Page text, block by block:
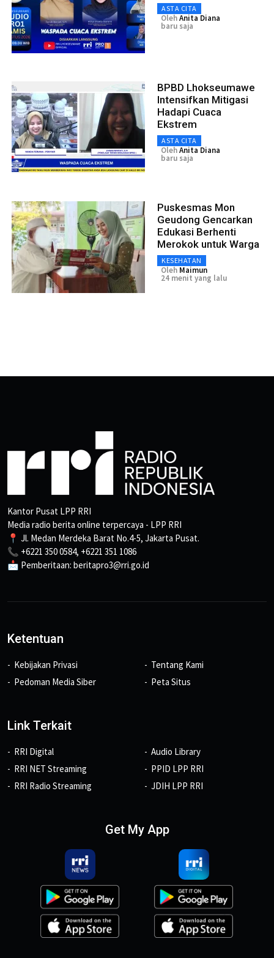
ASTA CITA
OlehAnita Diana
baru saja
BPBD Lhokseumawe
Intensifkan Mitigasi
Hadapi Cuaca
Ekstrem
ASTA CITA
OlehAnita Diana
baru saja
Puskesmas Mon
Geudong Gencarkan
Edukasi Berhenti
Merokok untuk Warga
KESEHATAN
Oleh Maimun
24 menit yang lalu
Kantor Pusat LPP RRI
Media radio berita online terpercaya - LPP RRI
📍 Jl. Medan Merdeka Barat No.4-5, Jakarta Pusat.
📞 +6221 350 0584, +6221 351 1086
📩 Pemberitaan: beritapro3@rri.go.id
Ketentuan
Kebijakan Privasi
Pedoman Media Siber
Tentang Kami
Peta Situs
Link Terkait
RRI Digital
RRI NET Streaming
RRI Radio Streaming
Audio Library
PPID LPP RRI
JDIH LPP RRI
Get My App